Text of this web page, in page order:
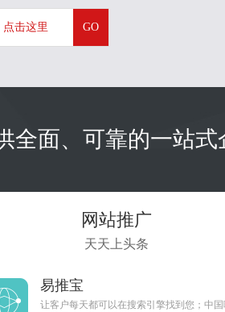
购买
点击这里 GO
全面、可靠的一站式
网站推广
天天上头条
销品牌
一站式互联网整合营销专家